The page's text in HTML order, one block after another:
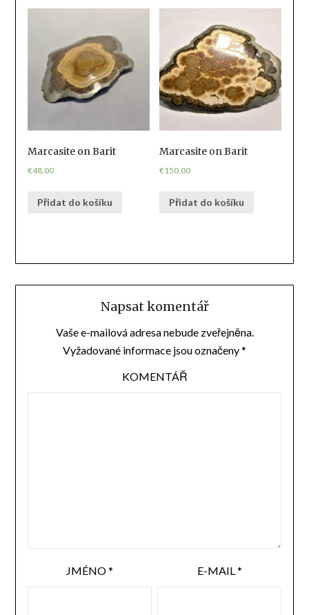
Marcasite on Barit
€48,00
Přidat do košíku
Marcasite on Barit
€150,00
Přidat do košíku
Napsat komentář
Vaše e-mailová adresa nebude zveřejněna.
Vyžadované informace jsou označeny*
KOMENTÁŘ
JMÉNO* E-MAIL *